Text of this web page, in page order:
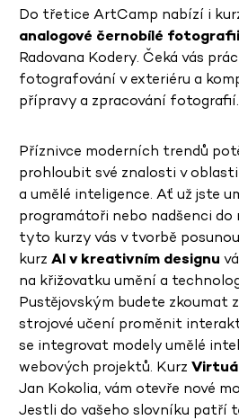
Do třetice ArtCamp nabízí i
analogové černobílé fotografii
Radovana Kodery. Čeká vás
fotografování v exteriéru a
přípravy a zpracování fotografií.
Příznivce moderních trendů
prohloubit své znalosti v
a umělé inteligence. Ať už jste
programátoři nebo nadšenci
tyto kurzy vás v tvorbě
kurz AI v kreativním designu
na křižovatku umění a
Pustějovským budete zkoumat
strojové učení proměnit
se integrovat modely umělé
webových projektů. Kurz
Jan Kokolia, vám otevře nové
Jestli do vašeho slovníku patří